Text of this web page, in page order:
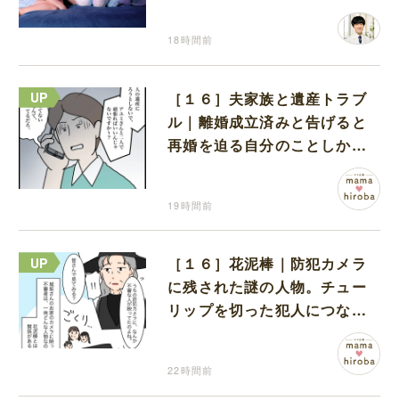
18時間前
［１６］夫家族と遺産トラブ
ル｜離婚成立済みと告げると
再婚を迫る自分のことしか考
19時間前
［１６］花泥棒｜防犯カメラ
に残された謎の人物。チュー
リップを切った犯人につなが
る証拠になるのか期待する
22時間前